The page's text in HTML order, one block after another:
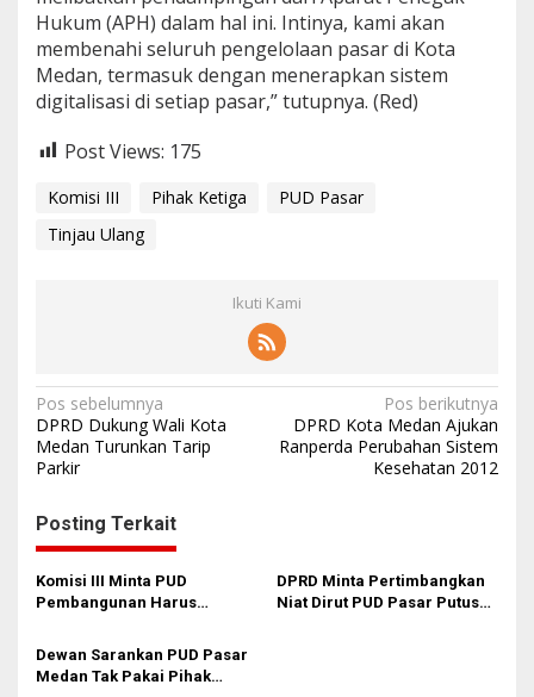
Hukum (APH) dalam hal ini. Intinya, kami akan
membenahi seluruh pengelolaan pasar di Kota
Medan, termasuk dengan menerapkan sistem
digitalisasi di setiap pasar,” tutupnya. (Red)
Post Views: 175
Komisi III Pihak Ketiga
PUD Pasar
Tinjau Ulang
Ikuti Kami
N
a
v
i
g
a
s
i
p
Pos sebelumnya
DPRD Dukung Wali Kota
Medan Turunkan Tarip
Parkir
Pos berikutnya
DPRD Kota Medan Ajukan
Ranperda Perubahan Sistem
Kesehatan 2012
Posting Terkait
Komisi III Minta PUD
Pembangunan Harus
DPRD Minta Pertimbangkan
Niat Dirut PUD Pasar Putus
Dewan Sarankan PUD Pasar
Medan Tak Pakai Pihak